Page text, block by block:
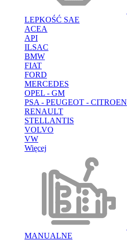
LEPKOŚĆ SAE
ACEA
API
ILSAC
BMW
FIAT
FORD
MERCEDES
OPEL - GM
PSA - PEUGEOT - CITROEN
RENAULT
STELLANTIS
VOLVO
VW
Więcej
MANUALNE